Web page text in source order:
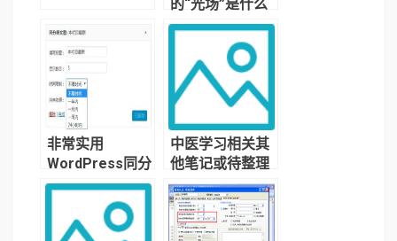
的“光场”是什么
意思？
非常实用
WordPress同分
类文章列表小工
中医学习相关其
他笔记或待整理
部分